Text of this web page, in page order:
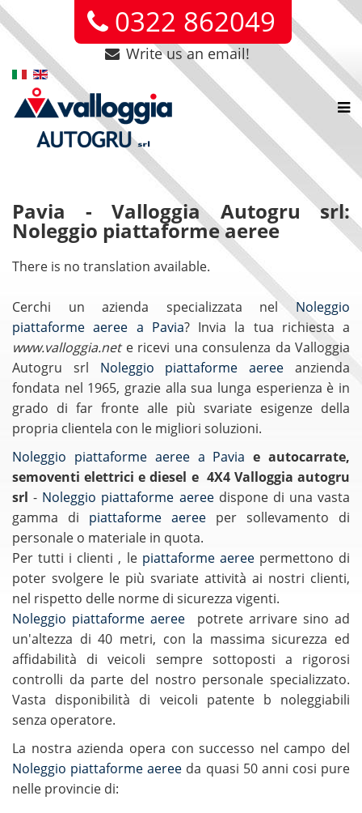
0322 862049
Write us an email!
Pavia - Valloggia Autogru srl:
Noleggio piattaforme aeree
There is no translation available.
Cerchi un azienda specializzata nel Noleggio
piattaforme aeree a Pavia? Invia la tua richiesta a
www.valloggia.nete ricevi una consulenza da Valloggia
Autogru srl Noleggio piattaforme aereeanzienda
fondata nel 1965, grazie alla sua lunga esperienza è in
grado di far fronte alle più svariate esigenze della
propria clientela con le migliori soluzioni.
Noleggio piattaforme aeree a Pavia e autocarrate,
semoventi elettrici e diesel e 4X4 Valloggia autogru
srl - Noleggio piattaforme aeree dispone di una vasta
gamma di piattaforme aeree per sollevamento di
personale o materiale in quota.
Per tutti i clienti , le piattaforme aeree permettono di
poter svolgere le più svariate attività ai nostri clienti,
nel rispetto delle norme di sicurezza vigenti.
Noleggio piattaforme aeree
potrete arrivare sino ad
un'altezza di 40 metri, con la massima sicurezza ed
affidabilità di veicoli sempre sottoposti a rigorosi
controlli da parte del nostro personale specializzato.
Vasta disponibilità di veicoli patente b noleggiabili
senza operatore.
La nostra azienda opera con successo nel campo del
Noleggio piattaforme aeree da quasi 50 anni cosi pure
nelle provincie di: